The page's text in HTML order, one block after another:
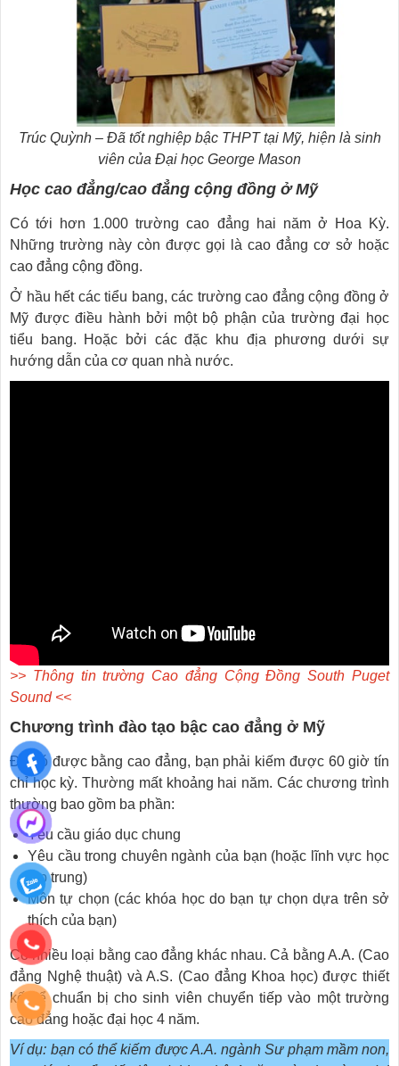
Trúc Quỳnh – Đã tốt nghiệp bậc THPT tại Mỹ, hiện là sinh
viên của Đại học George Mason
Học cao đẳng/cao đẳng cộng đồng ở Mỹ
Có tới hơn 1.000 trường cao đẳng hai năm ở Hoa Kỳ.
Những trường này còn được gọi là cao đẳng cơ sở hoặc
cao đẳng cộng đồng.
Ở hầu hết các tiểu bang, các trường cao đẳng cộng đồng ở
Mỹ được điều hành bởi một bộ phận của trường đại học
tiểu bang. Hoặc bởi các đặc khu địa phương dưới sự
hướng dẫn của cơ quan nhà nước.
>> Thông tin trường Cao đẳng Cộng Đồng South Puget
Sound <<
Chương trình đào tạo bậc cao đẳng ở Mỹ
Để có được bằng cao đẳng, bạn phải kiếm được 60 giờ tín
chỉ học kỳ. Thường mất khoảng hai năm. Các chương trình
thường bao gồm ba phần:
Yêu cầu giáo dục chung
Yêu cầu trong chuyên ngành của bạn (hoặc lĩnh vực học
tập trung)
Môn tự chọn (các khóa học do bạn tự chọn dựa trên sở
thích của bạn)
Có nhiều loại bằng cao đẳng khác nhau. Cả bằng A.A. (Cao
đẳng Nghệ thuật) và A.S. (Cao đẳng Khoa học) được thiết
kế để chuẩn bị cho sinh viên chuyển tiếp vào một trường
cao đẳng hoặc đại học 4 năm.
Ví dụ: bạn có thể kiếm được A.A. ngành Sư phạm mầm non,